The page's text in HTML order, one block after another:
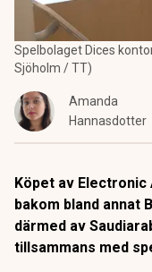
Spelbolaget Dices
Sjöholm / TT)
Amanda
Hannasdotter
Köpet av
bakom bland annat
därmed av
tillsammans med